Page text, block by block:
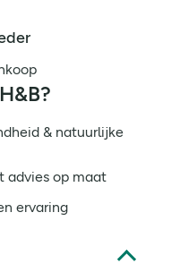
& natuurlijke
advies op maat
ervaring